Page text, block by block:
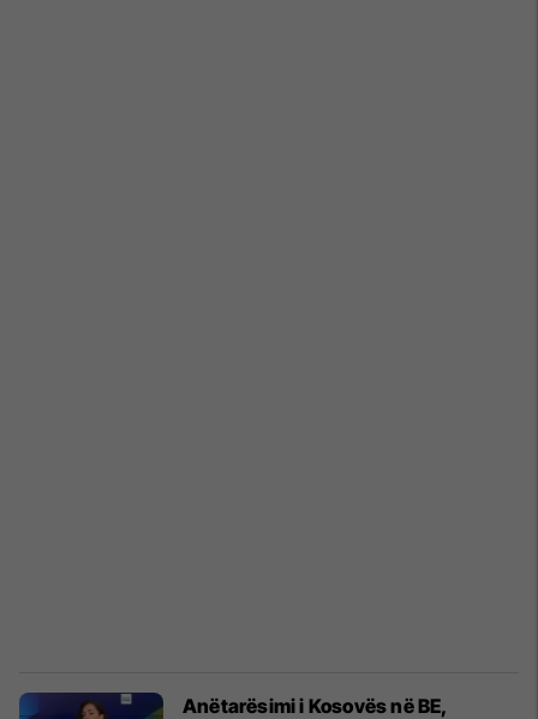
Anëtarësimi i Kosovës në BE,